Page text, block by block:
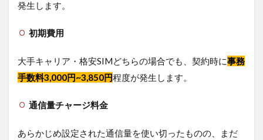
き？
SIM
ドが
おす
すめ
5.2
がお
発生します。
初期費用
大手キャリア・格安SIMどちらの場合でも、契約時に事務
手数料3,000円~3,850円程度が発生します。
通信量チャージ料金
あらかじめ設定された通信量を使い切ったものの、まだ